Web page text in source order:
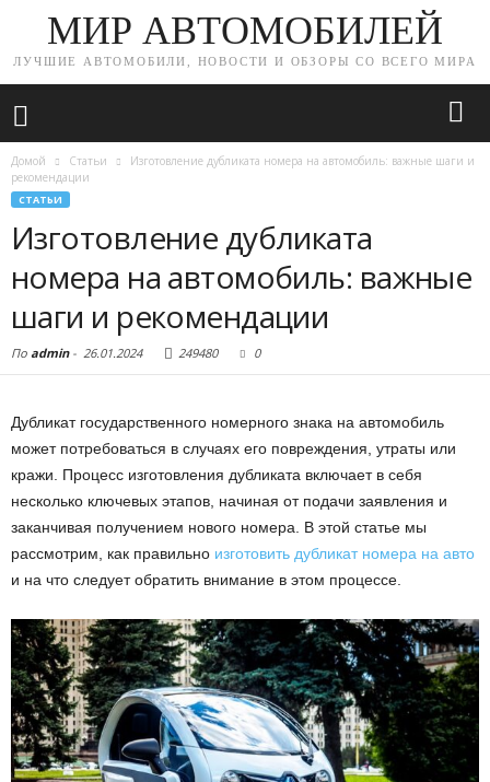
МИР АВТОМОБИЛЕЙ
ЛУЧШИЕ АВТОМОБИЛИ, НОВОСТИ И ОБЗОРЫ СО ВСЕГО МИРА
Домой Статьи
Изготовление дубликата номера на автомобиль: важные шаги и
рекомендации
СТАТЬИ
Изготовление дубликата
номера на автомобиль: важные
шаги и рекомендации
По admin- 26.01.2024 249480 0
Дубликат государственного номерного знака на автомобиль
может потребоваться в случаях его повреждения, утраты или
кражи. Процесс изготовления дубликата включает в себя
несколько ключевых этапов, начиная от подачи заявления и
заканчивая получением нового номера. В этой статье мы
рассмотрим, как правильно изготовить дубликат номера на авто
и на что следует обратить внимание в этом процессе.